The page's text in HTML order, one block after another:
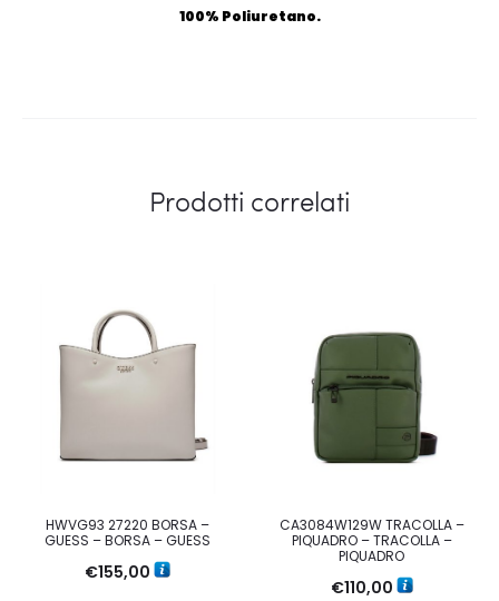
100% Poliuretano.
Prodotti correlati
HWVG93 27220 BORSA –
GUESS – BORSA – GUESS
€155,00
CA3084W129W TRACOLLA –
PIQUADRO – TRACOLLA –
PIQUADRO
€110,00